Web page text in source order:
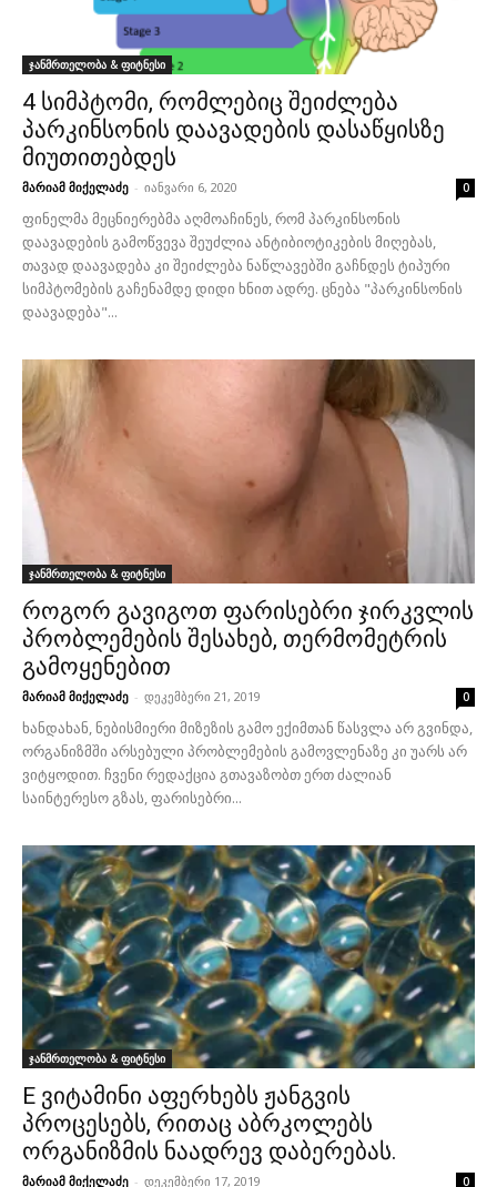
ჯანმრთელობა & ფიტნესი
4 სიმპტომი, რომლებიც შეიძლება
პარკინსონის დაავადების დასაწყისზე
მიუთითებდეს
მარიამ მიქელაძე - იანვარი 6, 2020 0
ფინელმა მეცნიერებმა აღმოაჩინეს, რომ პარკინსონის
დაავადების გამოწვევა შეუძლია ანტიბიოტიკების მიღებას,
თავად დაავადება კი შეიძლება ნაწლავებში გაჩნდეს ტიპური
სიმპტომების გაჩენამდე დიდი ხნით ადრე. ცნება "პარკინსონის
დაავადება"...
ჯანმრთელობა & ფიტნესი
როგორ გავიგოთ ფარისებრი ჯირკვლის
პრობლემების შესახებ, თერმომეტრის
გამოყენებით
მარიამ მიქელაძე - დეკემბერი 21, 2019 0
ხანდახან, ნებისმიერი მიზეზის გამო ექიმთან წასვლა არ გვინდა,
ორგანიზმში არსებული პრობლემების გამოვლენაზე კი უარს არ
ვიტყოდით. ჩვენი რედაქცია გთავაზობთ ერთ ძალიან
საინტერესო გზას, ფარისებრი...
ჯანმრთელობა & ფიტნესი
E ვიტამინი აფერხებს ჟანგვის
პროცესებს, რითაც აბრკოლებს
ორგანიზმის ნაადრევ დაბერებას.
მარიამ მიქელაძე - დეკემბერი 17, 2019 0